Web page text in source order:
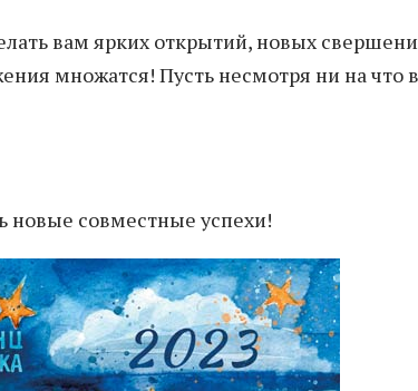
вам ярких открытий, новых
множатся! Пусть несмотря ни на что
новые совместные успехи!